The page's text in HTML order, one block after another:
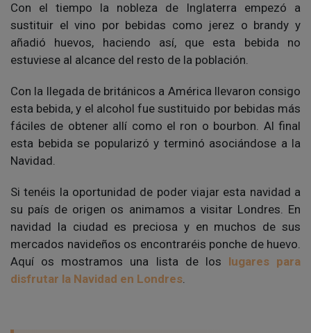
Con el tiempo la nobleza de Inglaterra empezó a
sustituir el vino por bebidas como jerez o brandy y
añadió huevos, haciendo así, que esta bebida no
estuviese al alcance del resto de la población.
Con la llegada de británicos a América llevaron consigo
esta bebida, y el alcohol fue sustituido por bebidas más
fáciles de obtener allí como el ron o bourbon. Al final
esta bebida se popularizó y terminó asociándose a la
Navidad.
Si tenéis la oportunidad de poder viajar esta navidad a
su país de origen os animamos a visitar Londres. En
navidad la ciudad es preciosa y en muchos de sus
mercados navideños os encontraréis ponche de huevo.
Aquí os mostramos una lista de los lugares para
disfrutar la Navidad en Londres.